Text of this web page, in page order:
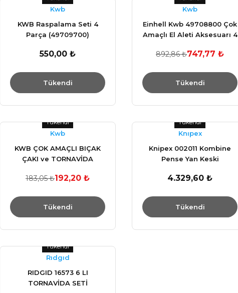
Kwb
KWB Raspalama Seti 4
Parça (49709700)
550,00 ₺
Tükendi
Kwb
Einhell Kwb 49708800 Çok
Amaçlı El Aleti Aksesuarı 4
892,86 ₺747,77 ₺
Tükendi
Tükendi
Kwb
KWB ÇOK AMAÇLI BIÇAK
ÇAKI ve TORNAVİDA
183,05 ₺192,20 ₺
Tükendi
Tükendi
Knıpex
Knipex 002011 Kombine
Pense Yan Keski
Set
4.329,60 ₺
Tükendi
Tükendi
Rıdgıd
RIDGID 16573 6 LI
TORNAVİDA SETİ